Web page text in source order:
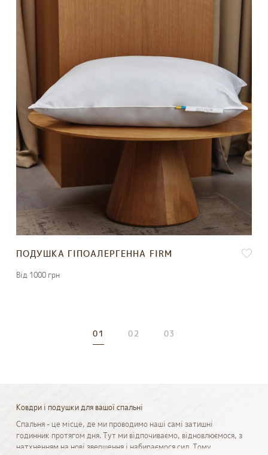
ПОДУШКА ГІПОАЛЕРГЕННА FIRM
Вiд 1000 грн
01 02 03
Ковдри і подушки для вашої спальні
Спальня - це місце, де ми проводимо наші самі затишні
годинник протягом дня. Тут ми відпочиваємо, відновлюємося, з
натхненням на нові звершення і набираємося сил. Тому